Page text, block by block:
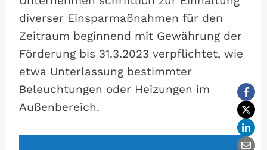
diverser Einsparmaßnahmen für den
Zeitraum beginnend mit Gewährung der
Förderung bis 31.3.2023 verpflichtet, wie
etwa Unterlassung bestimmter
Beleuchtungen oder Heizungen im
Außenbereich.